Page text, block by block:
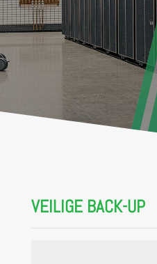
VEILIGE BACK-UP